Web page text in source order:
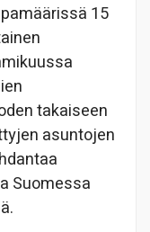
15
takaiseen
asuntojen
Suomessa